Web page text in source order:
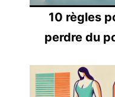
10 règles
perdre du